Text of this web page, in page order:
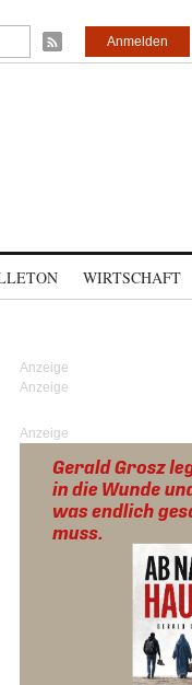
Anmelden
WIRTSCHAFT
Anzeige